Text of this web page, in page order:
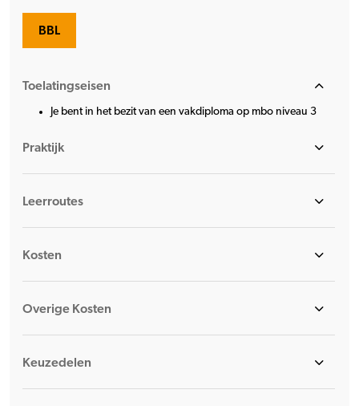
BBL
Toelatingseisen
Je bent in het bezit van een vakdiploma op mbo niveau 3
Praktijk
Leerroutes
Kosten
Overige Kosten
Keuzedelen